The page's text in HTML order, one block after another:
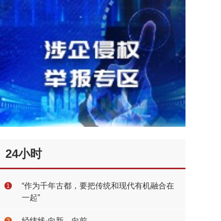
24小时
1
“作为千年古都，要把传统和现代有机融合在
一起”